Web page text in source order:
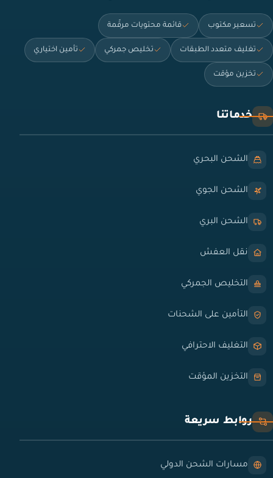
تسعير مكتوب قائمة محتويات مرقّمة
تغليف متعدد الطبقات تخليص جمركي تأمين اختياري
تخزين مؤقت
خدماتنا
الشحن البحري
الشحن الجوي
الشحن البري
نقل العفش
التخليص الجمركي
التأمين على الشحنات
التغليف الاحترافي
التخزين المؤقت
روابط سريعة
مسارات الشحن الدولي